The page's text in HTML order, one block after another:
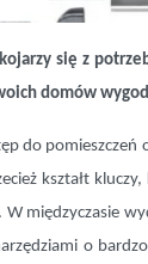
się z
domów
do pomieszczeń
kształt
międzyczasie
o